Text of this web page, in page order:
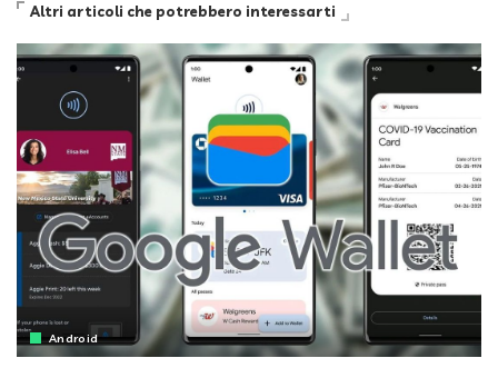
Altri articoli che potrebbero interessarti
Android